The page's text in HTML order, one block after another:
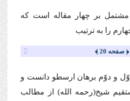
بر چهار مقاله است كه
را به ترتیب
﴿ صفحه 20 ﴾
و دوّم برهان ارسطو دانست و
شیخ(رحمه الله) از مطالب